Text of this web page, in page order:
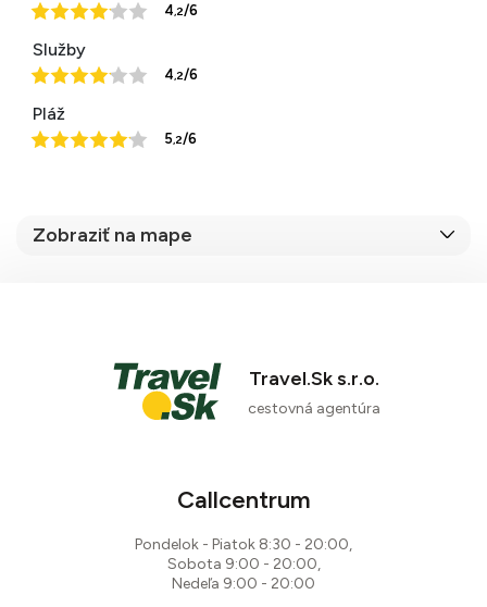
4,2/6
Služby
4,2/6
Pláž
5,2/6
Zobraziť na mape
Travel.Sk s.r.o.
cestovná agentúra
Callcentrum
Pondelok - Piatok 8:30 - 20:00,
Sobota 9:00 - 20:00,
Nedeľa 9:00 - 20:00